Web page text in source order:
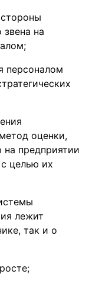
на
персоналом
оценки,
предприятии
целью их
лежит
так и о